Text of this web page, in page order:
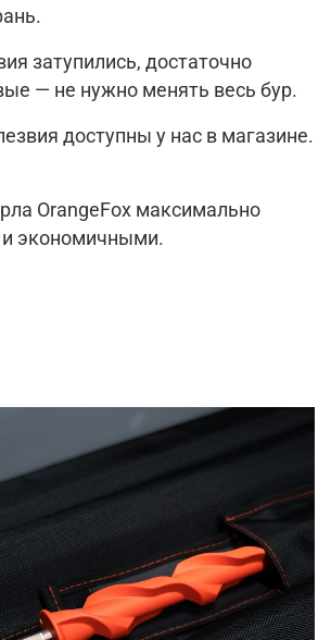
затупились, достаточно
— не нужно менять весь бур.
доступны у нас в магазине.
OrangeFox максимально
экономичными.